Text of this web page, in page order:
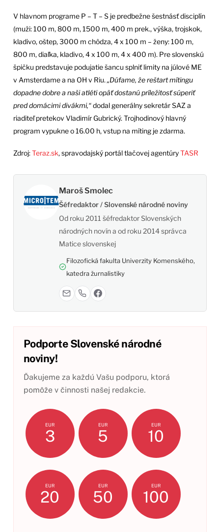
V hlavnom programe P – T – S je predbežne šestnásť disciplín
(muži: 100 m, 800 m, 1500 m, 400 m prek., výška, trojskok,
kladivo, oštep, 3000 m chôdza, 4 x 100 m – ženy: 100 m,
800 m, diaľka, kladivo, 4 x 100 m, 4 x 400 m). Pre slovenskú
špičku predstavuje podujatie šancu splniť limity na júlové ME
v Amsterdame a na OH v Riu. „Dúfame, že reštart mítingu
dopadne dobre a naši atléti opäť dostanú príležitosť súperiť
pred domácimi divákmi,“dodal generálny sekretár SAZ a
riaditeľ pretekov Vladimír Gubrický. Trojhodinový hlavný
program vypukne o 16.00 h, vstup na míting je zdarma.
Zdroj:Teraz.sk, spravodajský portál tlačovej agentúryTASR
Maroš Smolec
Šéfredaktor / Slovenské národné noviny
Od roku 2011 šéfredaktor Slovenských
národných novín a od roku 2014 správca
Matice slovenskej
Filozofická fakulta Univerzity Komenského,
katedra žurnalistiky
Podporte Slovenské národné
noviny!
Ďakujeme za každú Vašu podporu, ktorá
pomôže v činnosti našej redakcie.
EUR
3
EUR
5
EUR
10
EUR
20
EUR
50
EUR
100